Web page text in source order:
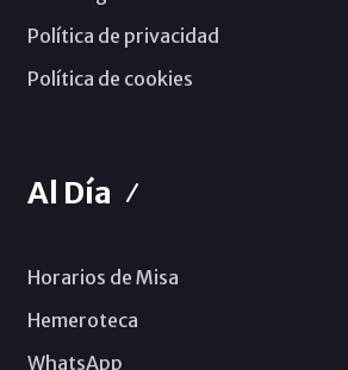
Política de privacidad
Política de cookies
Al Día
Horarios de Misa
Hemeroteca
WhatsApp